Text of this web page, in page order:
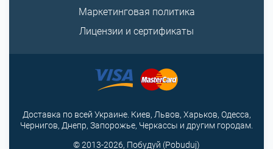
Маркетинговая политика
Лицензии и сертификаты
© 2013-2026, Побудуй (Pobuduj)
Доставка по всей Украине. Киев, Львов, Харьков, Одесса,
Чернигов, Днепр, Запорожье, Черкассы и другим городам.